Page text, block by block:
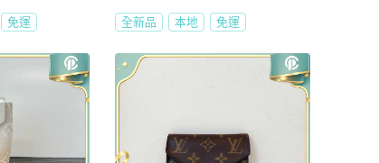
免運 全新品 本地 免運